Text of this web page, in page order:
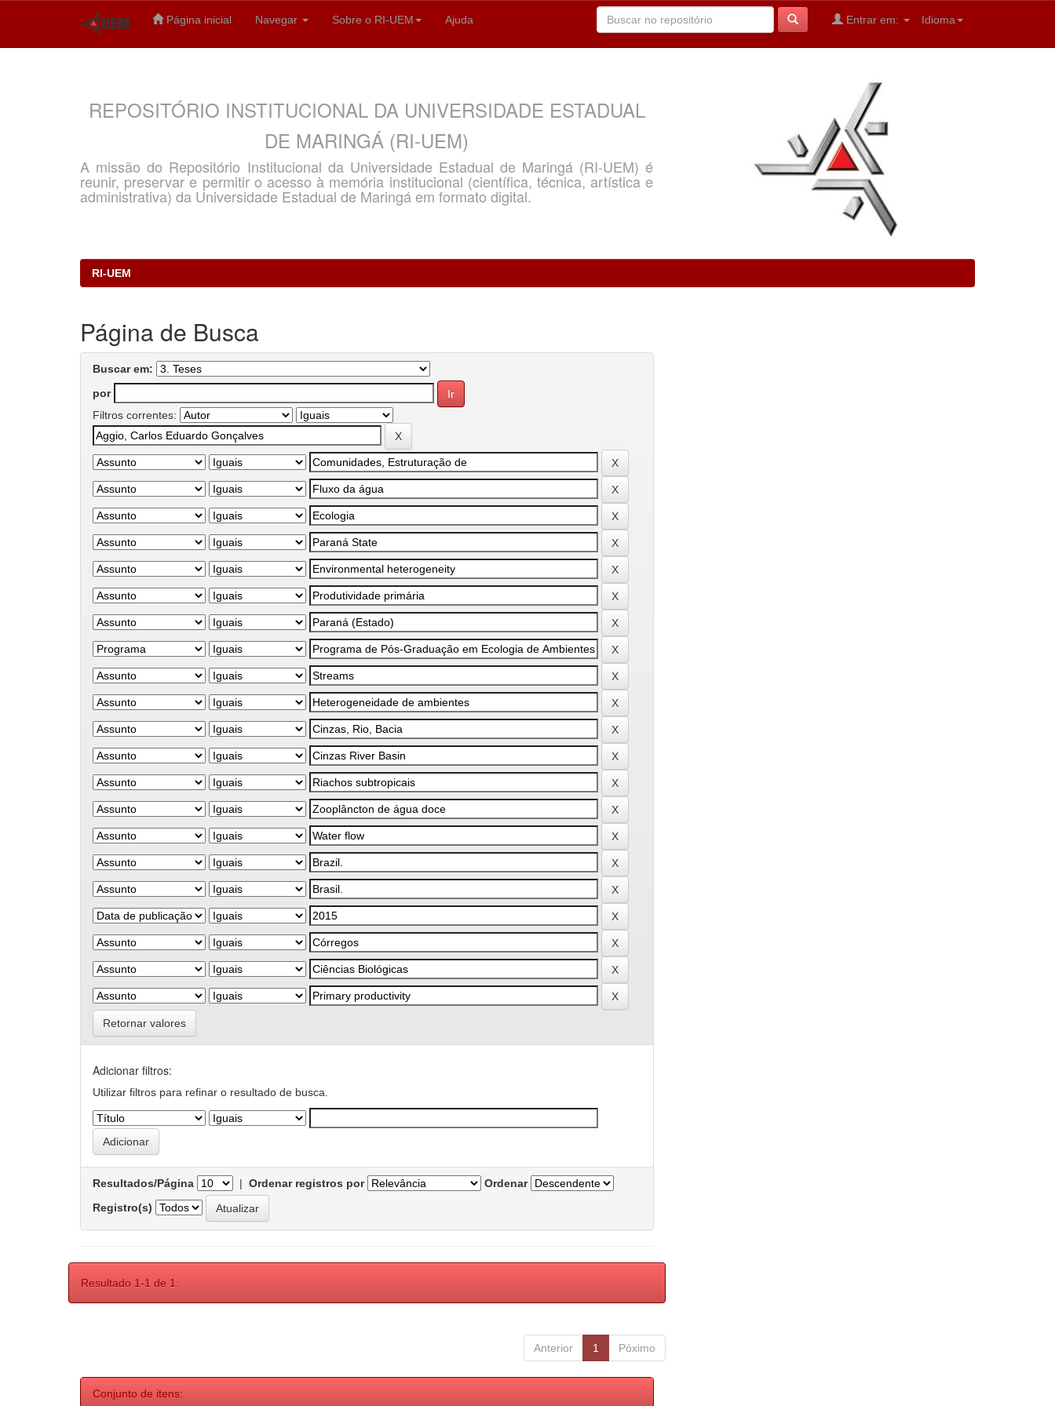
Página inicial Navegar Sobre o RI-UEM Ajuda Idioma
Entrar em:
REPOSITÓRIO INSTITUCIONAL DA UNIVERSIDADE ESTADUAL
DE MARINGÁ (RI-UEM)
A missão do Repositório Institucional da Universidade Estadual de Maringá (RI-UEM) é
reunir, preservar e permitir o acesso à memória institucional (científica, técnica, artística e
administrativa) da Universidade Estadual de Maringá em formato digital.
RI-UEM
Página de Busca
Buscar em:
por
Filtros correntes:
Retornar valores
Adicionar filtros:
Utilizar filtros para refinar o resultado de busca.
Resultados/Página | Ordenar registros por
Ordenar
Registro(s)
Resultado 1-1 de 1.
Anterior 1 Póximo
Conjunto de itens: